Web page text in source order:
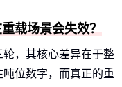
载场景会失效？
，其核心差异在于整
位数字，而真正的重